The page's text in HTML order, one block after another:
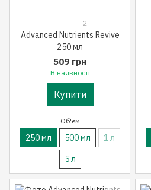
2
Advanced Nutrients Revive
250 мл
509 грн
В наявності
Купити
Об'єм
250 мл 500 мл
1 л
5 л